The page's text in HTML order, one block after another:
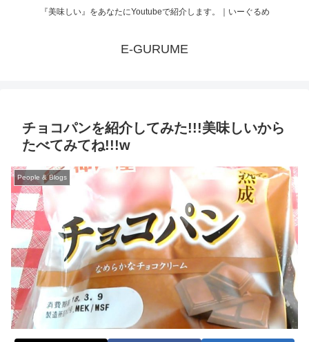
『美味しい』をあなたにYoutubeで紹介します。｜いーぐるめ
E-GURUME
チョコパンを紹介してみた!!!美味しいから
たべてみてね!!!w
People & Blogs